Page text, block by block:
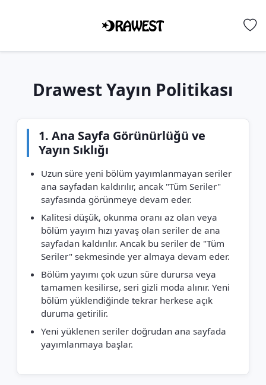
Drawest Yayın Politikası
1. Ana Sayfa Görünürlüğü ve
Yayın Sıklığı
Uzun süre yeni bölüm yayımlanmayan seriler
ana sayfadan kaldırılır, ancak "Tüm Seriler"
sayfasında görünmeye devam eder.
Kalitesi düşük, okunma oranı az olan veya
bölüm yayım hızı yavaş olan seriler de ana
sayfadan kaldırılır. Ancak bu seriler de "Tüm
Seriler" sekmesinde yer almaya devam eder.
Bölüm yayımı çok uzun süre durursa veya
tamamen kesilirse, seri gizli moda alınır. Yeni
bölüm yüklendiğinde tekrar herkese açık
duruma getirilir.
Yeni yüklenen seriler doğrudan ana sayfada
yayımlanmaya başlar.